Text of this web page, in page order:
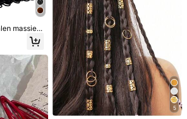
Dal Strik H
Bloe
2 stuks Aardbei Strik Haarclips, Aar
dbei Print Haarstrikken, Polka Dot
Decor Schattige Lint Kwast Haarcli
ps Voor Dagelijks, School, Lente Zo
mer Feest
4 .58€
massiev
v
5/6/7 cm g
opdo's e
voor all
dagelijk
haarschui
ho
v
zomer, vak
vintage kleurrijke 3D bloem haarcli
p, bruiloft bruidsmeisje hoofdtooi
5